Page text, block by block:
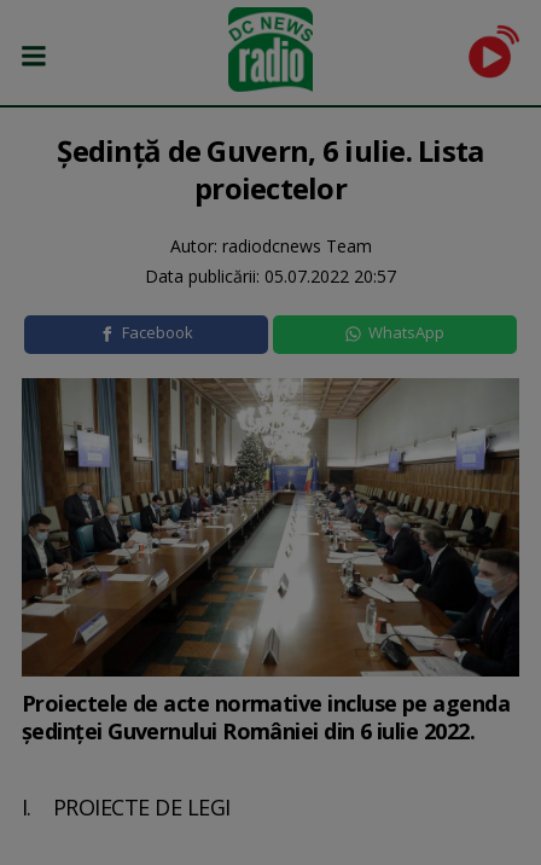
Şedinţă de Guvern, 6 iulie. Lista
proiectelor
Autor: radiodcnews Team
Data publicării: 05.07.2022 20:57
Facebook WhatsApp
Proiectele de acte normative incluse pe agenda
ședinței Guvernului României din 6 iulie 2022.
I. PROIECTE DE LEGI